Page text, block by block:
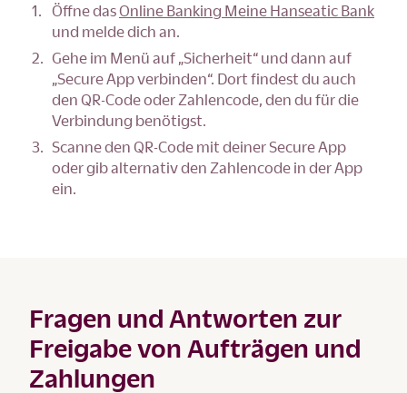
Öffne dasOnline Banking Meine Hanseatic Bank
und melde dich an.
Gehe im Menü auf „Sicherheit“ und dann auf
„Secure App verbinden“. Dort findest du auch
den QR-Code oder Zahlencode, den du für die
Verbindung benötigst.
Scanne den QR-Code mit deiner Secure App
oder gib alternativ den Zahlencode in der App
ein.
Fragen und Antworten zur
Freigabe von Aufträgen und
Zahlungen